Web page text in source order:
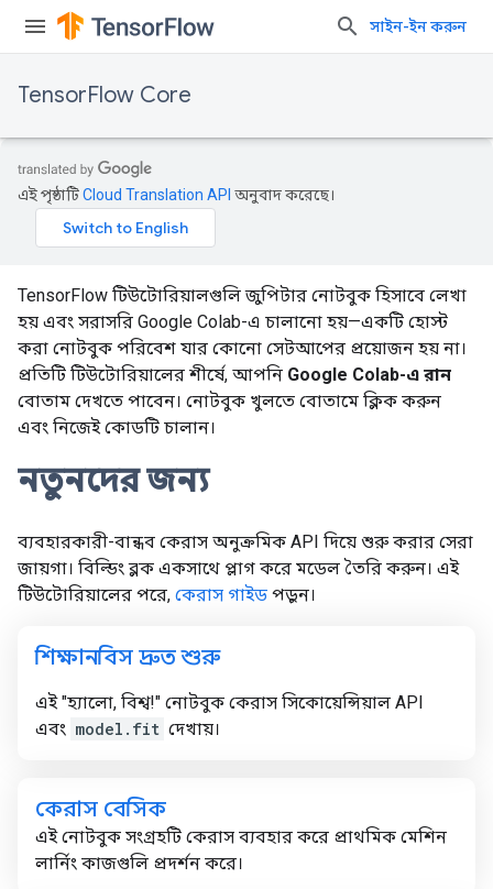
সাইন-ইন করুন
TensorFlow Core
এই পৃষ্ঠাটিCloud Translation API অনুবাদ করেছে।
TensorFlow টিউটোরিয়ালগুলি জুপিটার নোটবুক হিসাবে লেখা
হয় এবং সরাসরি Google Colab-এ চালানো হয়—একটি হোস্ট
করা নোটবুক পরিবেশ যার কোনো সেটআপের প্রয়োজন হয় না।
প্রতিটি টিউটোরিয়ালের শীর্ষে, আপনি Google Colab-এ রান
বোতাম দেখতে পাবেন। নোটবুক খুলতে বোতামে ক্লিক করুন
এবং নিজেই কোডটি চালান।
নতুনদের জন্য
ব্যবহারকারী-বান্ধব কেরাস অনুক্রমিক API দিয়ে শুরু করার সেরা
জায়গা। বিল্ডিং ব্লক একসাথে প্লাগ করে মডেল তৈরি করুন। এই
টিউটোরিয়ালের পরে, কেরাস গাইড পড়ুন।
শিক্ষানবিস দ্রুত শুরু
এই "হ্যালো, বিশ্ব!" নোটবুক কেরাস সিকোয়েন্সিয়াল API
এবং model.fit দেখায়।
কেরাস বেসিক
এই নোটবুক সংগ্রহটি কেরাস ব্যবহার করে প্রাথমিক মেশিন
লার্নিং কাজগুলি প্রদর্শন করে।